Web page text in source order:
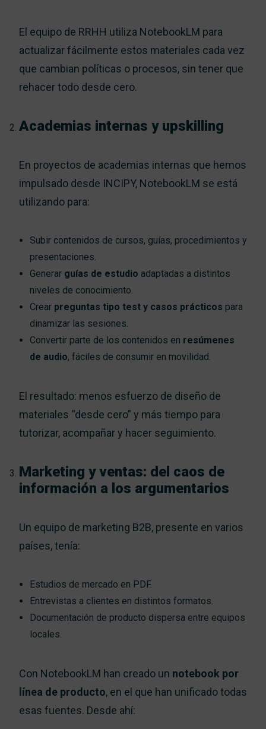
El equipo de RRHH utiliza NotebookLM para
actualizar fácilmente estos materiales cada vez
que cambian políticas o procesos, sin tener que
rehacer todo desde cero.
Academias internas y upskilling
En proyectos de academias internas que hemos
impulsado desde INCIPY, NotebookLM se está
utilizando para:
Subir contenidos de cursos, guías, procedimientos y
presentaciones.
Generar guías de estudio adaptadas a distintos
niveles de conocimiento.
Crear preguntas tipo test y casos prácticos para
dinamizar las sesiones.
Convertir parte de los contenidos en resúmenes
de audio, fáciles de consumir en movilidad.
El resultado: menos esfuerzo de diseño de
materiales “desde cero” y más tiempo para
tutorizar, acompañar y hacer seguimiento.
Marketing y ventas: del caos de
información a los argumentarios
Un equipo de marketing B2B, presente en varios
países, tenía:
Estudios de mercado en PDF.
Entrevistas a clientes en distintos formatos.
Documentación de producto dispersa entre equipos
locales.
Con NotebookLM han creado un notebook por
línea de producto, en el que han unificado todas
esas fuentes. Desde ahí: